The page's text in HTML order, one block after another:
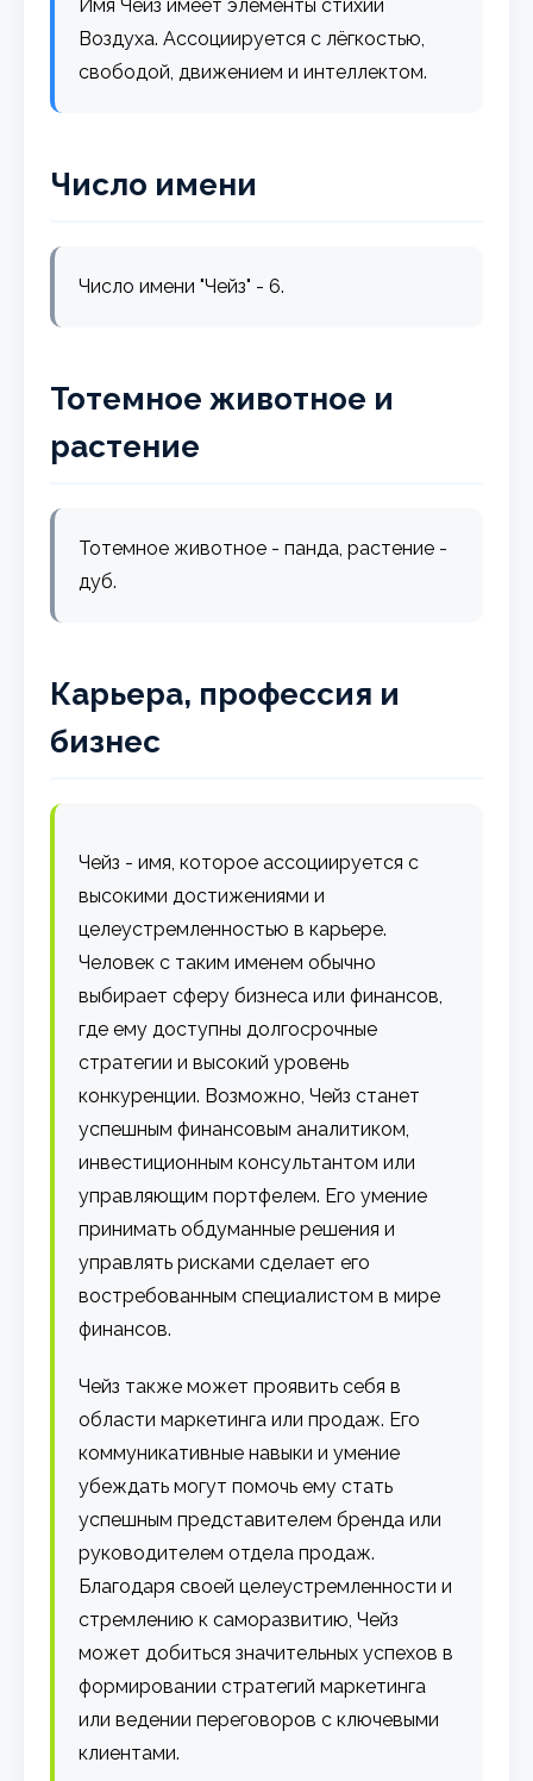
Имя Чейз имеет элементы стихии
Воздуха. Ассоциируется с лёгкостью,
свободой, движением и интеллектом.
Число имени
Число имени "Чейз" - 6.
Тотемное животное и
растение
Тотемное животное - панда, растение -
дуб.
Карьера, профессия и
бизнес
Чейз - имя, которое ассоциируется с
высокими достижениями и
целеустремленностью в карьере.
Человек с таким именем обычно
выбирает сферу бизнеса или финансов,
где ему доступны долгосрочные
стратегии и высокий уровень
конкуренции. Возможно, Чейз станет
успешным финансовым аналитиком,
инвестиционным консультантом или
управляющим портфелем. Его умение
принимать обдуманные решения и
управлять рисками сделает его
востребованным специалистом в мире
финансов.
Чейз также может проявить себя в
области маркетинга или продаж. Его
коммуникативные навыки и умение
убеждать могут помочь ему стать
успешным представителем бренда или
руководителем отдела продаж.
Благодаря своей целеустремленности и
стремлению к саморазвитию, Чейз
может добиться значительных успехов в
формировании стратегий маркетинга
или ведении переговоров с ключевыми
клиентами.